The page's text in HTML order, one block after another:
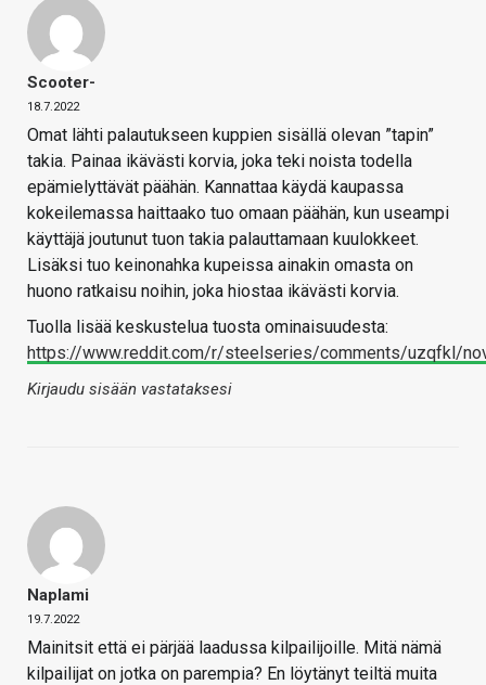
Scooter-
18.7.2022
Omat lähti palautukseen kuppien sisällä olevan ”tapin”
takia. Painaa ikävästi korvia, joka teki noista todella
epämielyttävät päähän. Kannattaa käydä kaupassa
kokeilemassa haittaako tuo omaan päähän, kun useampi
käyttäjä joutunut tuon takia palauttamaan kuulokkeet.
Lisäksi tuo keinonahka kupeissa ainakin omasta on
huono ratkaisu noihin, joka hiostaa ikävästi korvia.
Tuolla lisää keskustelua tuosta ominaisuudesta:
https://www.reddit.com/r/steelseries/comments/uzqfkl/
Kirjaudu sisään vastataksesi
Naplami
19.7.2022
Mainitsit että ei pärjää laadussa kilpailijoille. Mitä nämä
kilpailijat on jotka on parempia? En löytänyt teiltä muita